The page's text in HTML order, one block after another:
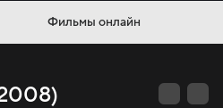
Фильмы онлайн